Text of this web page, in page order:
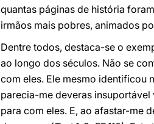
quantas páginas de história
irmãos mais pobres, animados
Dentre todos, destaca-se o
ao longo dos séculos. Não se
com eles. Ele mesmo identificou
parecia-me deveras
para com eles. E, ao afastar-me